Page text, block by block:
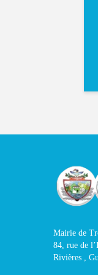
Mairie de
84, rue de
Rivières ,